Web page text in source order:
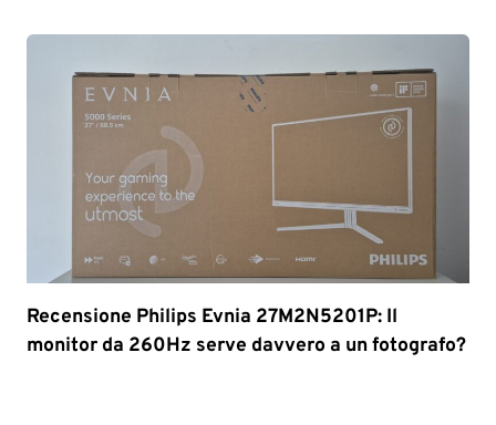
Recensione Philips Evnia 27M2N5201P: Il
monitor da 260Hz serve davvero a un fotografo?